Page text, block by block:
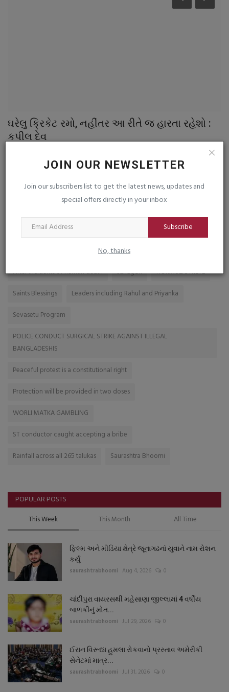
JOIN OUR NEWSLETTER
Join our subscribers list to get the latest news, updates and
special offers directly in your inbox
Subscribe
No, thanks
ઘરેલુ ક્રિકેટ રમો, નહીંતર આ રીતે જ હારતા રહેશો :
કપીલ દેવ
દક્ષિણ આફ્રિકા સામેની ટેસ્ટ સીરિઝમાં મળેલી હારથી ટીમ ઈન્ડિયાના પૂર્વ કેપ્ટન
ટીવી અભિનેત્રી ફરિયાદ
After incidents of human death
Junagdh
HORMUZ STRETE
Saints Blessings
Leaders including Rahul and Priyanka
Sevasetu Program
POLICE CONDUCT SURGICAL STRIKE AGAINST ILLEGAL
BANGLADESHIS
Peaceful protest is a constitutional right
Protection will be provided in two doses
WORLI MATKA GAMBLING
ST conductor caught accepting a bribe
Rainfall across all 265 talukas
Saurashtra Bhoomi
POPULAR POSTS
This Week This Month All Time
ફિલ્મ અને મીડિયા ક્ષેત્રે જૂનાગઢનાં યુવાને નામ રોશન
કર્યું
saurashtrabhoomi Aug 4, 2026 0
ચાંદીપુરા વાયરસથી મહેસાણા જીલ્લામાં 4 વર્ષીય
બાળકીનું મોત...
saurashtrabhoomi Jul 29, 2026 0
ઈરાન વિરૂધ્ધ હુમલા રોકવાનો પ્રસ્તાવ અમેરીકી
સેનેટમાં માત્ર...
saurashtrabhoomi Jul 31, 2026 0